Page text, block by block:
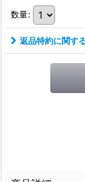
数量:
返品特約に関す